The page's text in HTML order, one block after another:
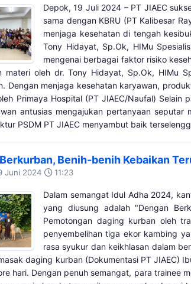
Depok, 19 Juli 2024 – PT JIAEC
sama dengan KBRU (PT Kalibesar
menjaga kesehatan di tengah
Tony Hidayat, Sp.Ok, HIMu
mengenai berbagai faktor risiko
materi oleh dr. Tony Hidayat, Sp.Ok, HIMu
Dengan menjaga kesehatan karyawan,
Primaya Hospital (PT JIAEC/Naufal)
antusias mengajukan pertanyaan
PSDM PT JIAEC menyambut baik
Benih-benih Kebaikan
Juni 2024 11:23
Dalam semangat Idul Adha 2024,
yang diusung adalah "Dengan
Pemotongan daging kurban oleh
penyembelihan tiga ekor kambing
rasa syukur dan keikhlasan dalam
daging kurban (Dokumentasi PT JIAEC)
hari. Dengan penuh semangat, para trainee